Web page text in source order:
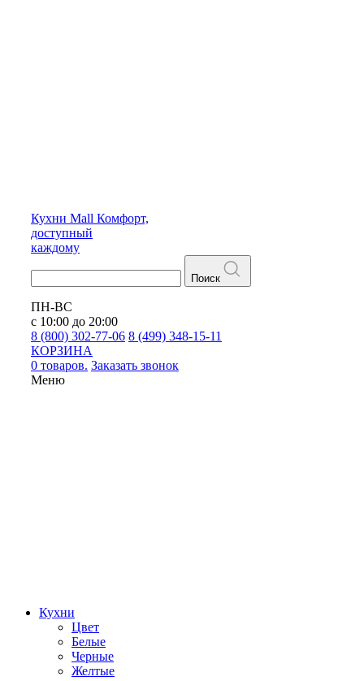
Кухни Mall Комфорт,
доступный
каждому
Поиск
ПН-ВС
с 10:00 до 20:00
8 (800) 302-77-06 8 (499) 348-15-11
КОРЗИНА
0 товаров. Заказать звонок
Меню
Кухни
Цвет
Белые
Черные
Желтые